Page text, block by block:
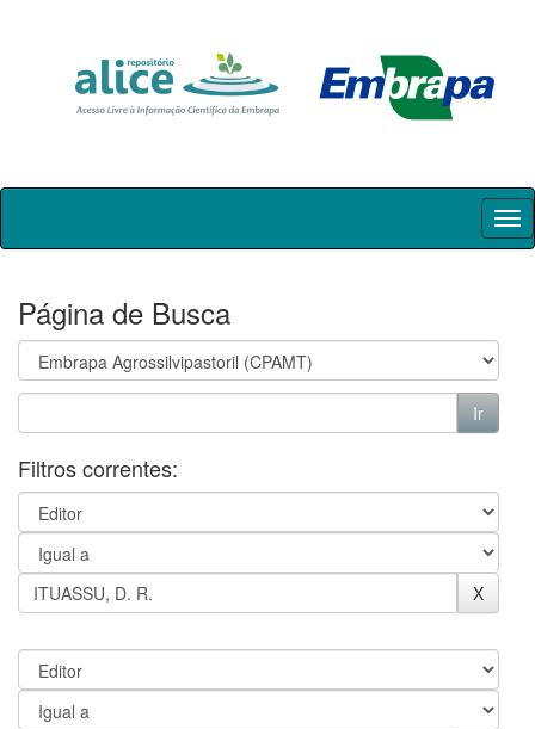
Skip
Página de Busca
Filtros correntes: